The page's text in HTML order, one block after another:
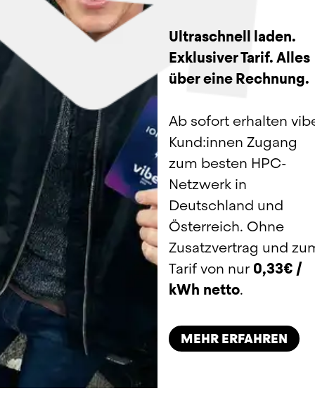
Ultraschnell laden.
Exklusiver Tarif. Alles
über eine Rechnung.
Ab sofort erhalten
Kund:innen Zugang
zum besten HPC-
Netzwerk in
Deutschland und
Österreich. Ohne
Zusatzvertrag und
Tarif von nur 0,33€ /
kWh netto.
MEHR ERFAHREN